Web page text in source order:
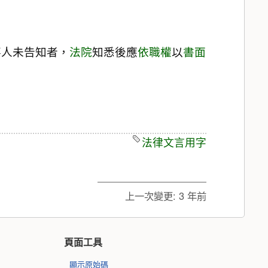
未告知者， 法院知悉後應依職權以書面
法律文言用字
上一次變更: 3 年前
頁面工具
顯示原始碼